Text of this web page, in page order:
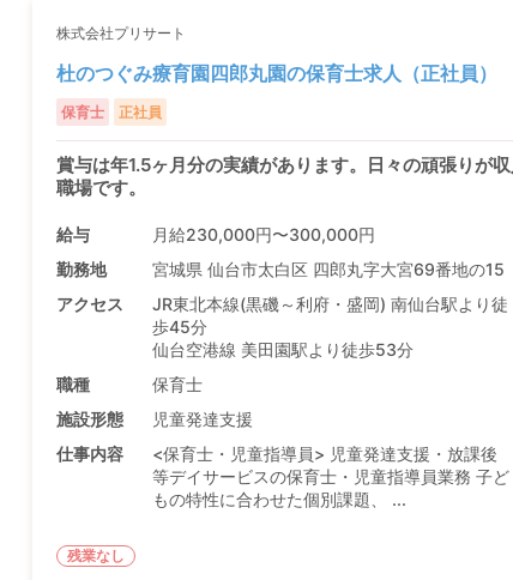
株式会社プリサート
杜のつぐみ療育園四郎丸園の保育士求人（正社員）
保育士 正社員
賞与は年1.5ヶ月分の実績があります。日々の頑張りが
職場です。
給与
月給230,000円〜300,000円
勤務地
宮城県 仙台市太白区 四郎丸字大宮69番地の15
アクセス
JR東北本線(黒磯～利府・盛岡) 南仙台駅より徒
歩45分
仙台空港線 美田園駅より徒歩53分
職種
保育士
施設形態
児童発達支援
仕事内容
<保育士・児童指導員> 児童発達支援・放課後
等デイサービスの保育士・児童指導員業務 子ど
もの特性に合わせた個別課題、 ...
残業なし